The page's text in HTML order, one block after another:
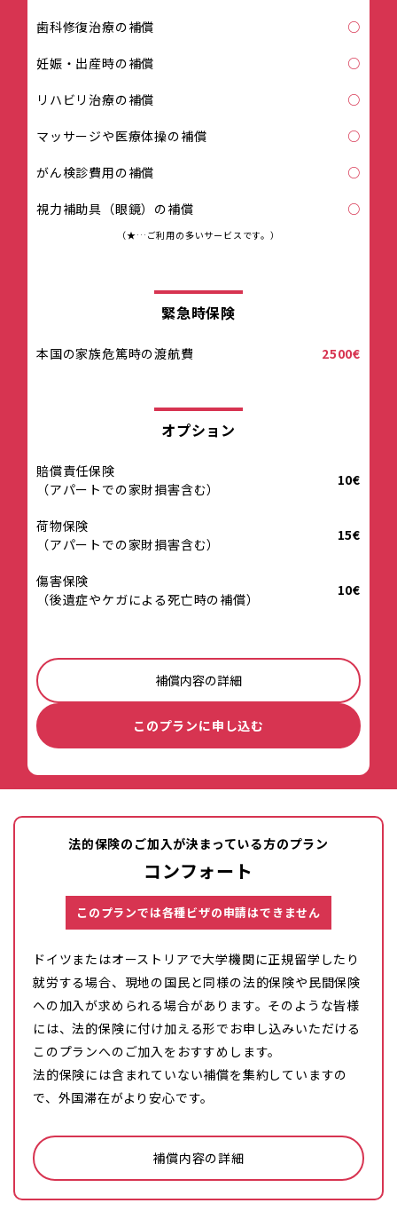
歯科修復治療の補償 ○
妊娠・出産時の補償 ○
リハビリ治療の補償 ○
マッサージや医療体操の補償 ○
がん検診費用の補償 ○
視力補助具（眼鏡）の補償 ○
（★…ご利用の多いサービスです。）
緊急時保険
本国の家族危篤時の渡航費 2500€
オプション
賠償責任保険
（アパートでの家財損害含む）
10€
荷物保険
（アパートでの家財損害含む）
15€
傷害保険
（後遺症やケガによる死亡時の補償）
10€
補償内容の詳細
このプランに申し込む
法的保険のご加入が決まっている方のプラン
コンフォート
このプランでは各種ビザの申請はできません
ドイツまたはオーストリアで大学機関に正規留学したり
就労する場合、現地の国民と同様の法的保険や民間保険
への加入が求められる場合があります。そのような皆様
には、法的保険に付け加える形でお申し込みいただける
このプランへのご加入をおすすめします。
法的保険には含まれていない補償を集約していますの
で、外国滞在がより安心です。
補償内容の詳細